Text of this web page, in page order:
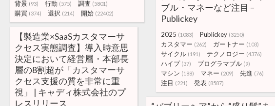
背景 (93) 行動 (575) 調査 (5801)
購買 (374) 選択 (214) 開始 (22402)
ブル・マネーなど注目 –
Publickey
2025 (1083) Publickey (3250)
カスタマー (262) ガートナー (103)
サイクル (191) テクノロジー (4376)
ハイプ (37) プログラマブル (9)
マシン (188) マネー (209) 先進 (76)
注目 (221) 発表 (8587)
【製造業×SaaSカスタマーサ
クセス実態調査】導入時意思
決定において経営層・本部長
層の8割超が「カスタマーサ
クセス支援の質を非常に重
視」 | キャディ株式会社のプ
レスリリース